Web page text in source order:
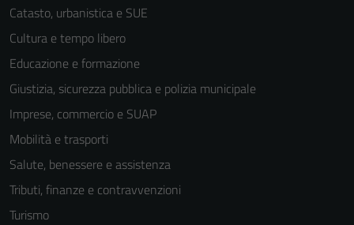
Catasto, urbanistica e SUE
Cultura e tempo libero
Educazione e formazione
Giustizia, sicurezza pubblica e polizia municipale
Imprese, commercio e SUAP
Mobilità e trasporti
Salute, benessere e assistenza
Tributi, finanze e contravvenzioni
Turismo